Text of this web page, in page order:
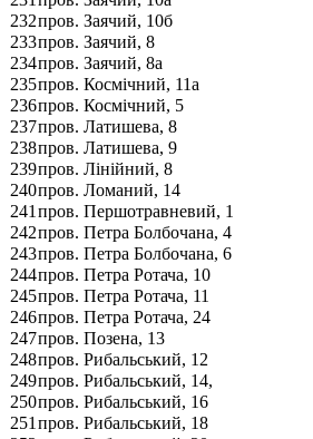
232пров. Заячий, 10б
233пров. Заячий, 8
234пров. Заячий, 8а
235пров. Космічний, 11а
236пров. Космічний, 5
237пров. Латишева, 8
238пров. Латишева, 9
239пров. Лінійний, 8
240пров. Ломаний, 14
241 пров. Першотравневий, 1
242пров. Петра Болбочана, 4
243пров. Петра Болбочана, 6
244пров. Петра Ротача, 10
245пров. Петра Ротача, 11
246пров. Петра Ротача, 24
247пров. Позена, 13
248пров. Рибальський, 12
249пров. Рибальський, 14,
250пров. Рибальський, 16
251 пров. Рибальський, 18